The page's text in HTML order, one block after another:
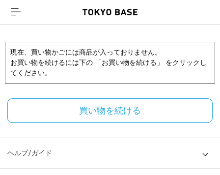
現在、買い物かごには商品が入っておりません。
お買い物を続けるには下の 「お買い物を続ける」 をクリックし
てください。
買い物を続ける
ヘルプ/ガイド